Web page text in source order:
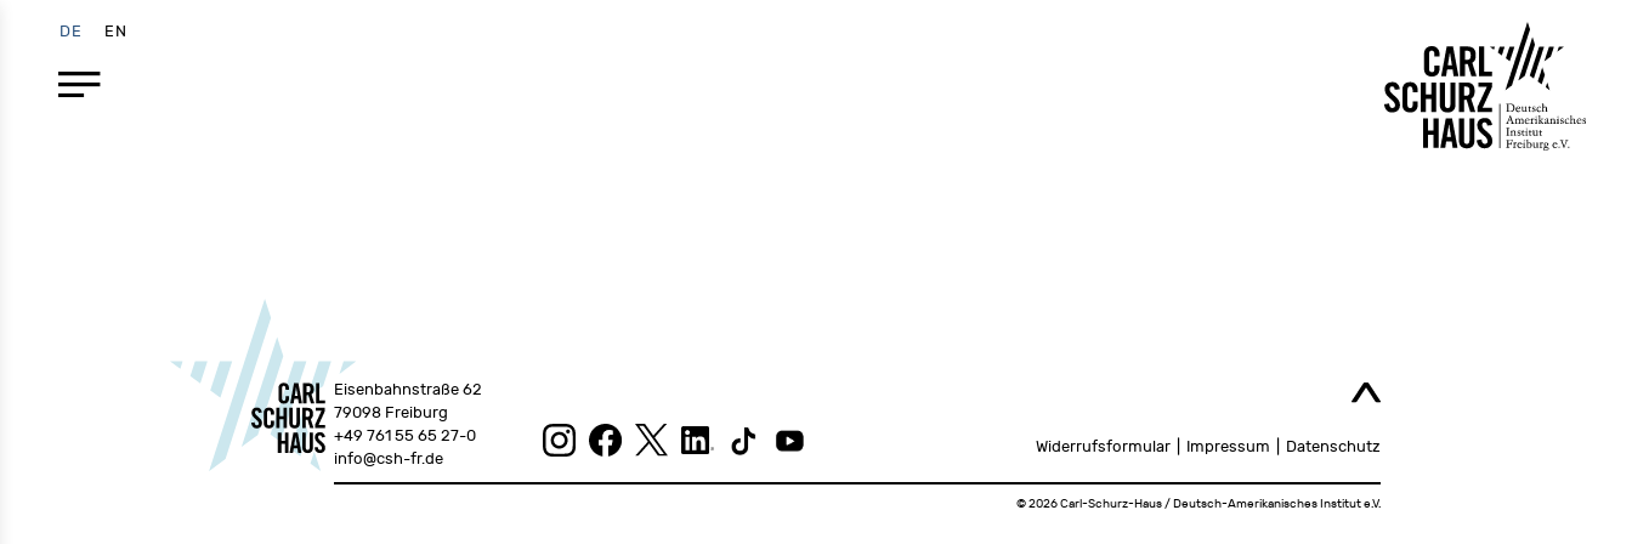
DE EN
Eisenbahnstraße 62
79098 Freiburg
+49 761 55 65 27-0
info@csh-fr.de
Widerrufsformular Impressum Datenschutz
© 2026 Carl-Schurz-Haus / Deutsch-Amerikanisches Institut e.V.